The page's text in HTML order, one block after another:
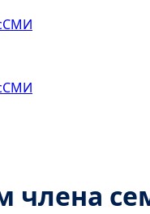
СМИ
СМИ